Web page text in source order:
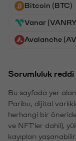
Bitcoin (BTC)
Vanar
Avalanche
Sorumluluk reddi
Bu sayfada yer
Paribu, dijital
herhangi bir
ve NFT'ler dahil),
kayıpları yaşanabilir.